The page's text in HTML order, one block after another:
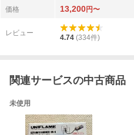
価格
13,200円〜
レビュー
4.74 (334件)
関連サービスの中古商品
未使用